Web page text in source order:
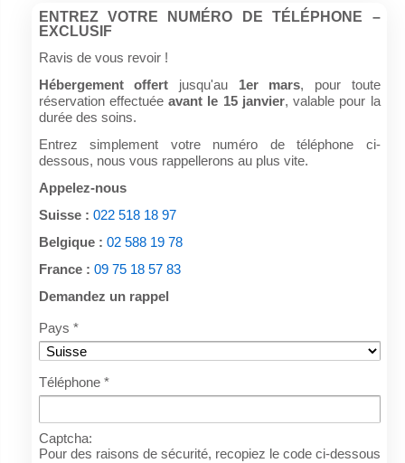
中文服务
+36 70 88 66 816
ENTREZ VOTRE NUMÉRO DE TÉLÉPHONE –
EXCLUSIF
Ravis de vous revoir !
Hébergement offert jusqu'au 1er mars, pour toute
réservation effectuéeavant le 15 janvier, valable pour la
durée des soins.
Entrez simplement votre numéro de téléphone ci-
dessous, nous vous rappellerons au plus vite.
Appelez-nous
Suisse : 022 518 18 97
Belgique : 02 588 19 78
France : 09 75 18 57 83
Demandez un rappel
Pays *
Téléphone *
Captcha:
Pour des raisons de sécurité, recopiez le code ci-dessous